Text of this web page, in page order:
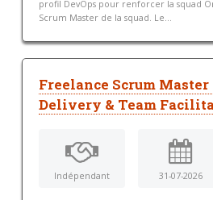
profil DevOps pour renforcer la squad
Scrum Master de la squad. Le...
Freelance Scrum
Delivery & Team
Indépendant 31-07-2026